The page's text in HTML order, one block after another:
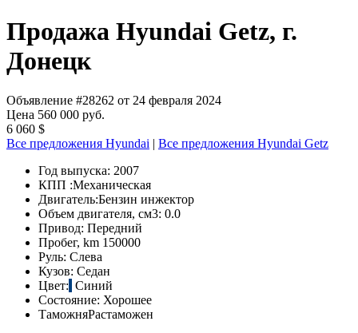
Продажа Hyundai Getz, г.
Донецк
Объявление #28262 от 24 февраля 2024
Цена 560 000 руб.
6 060 $
Все предложения Hyundai | Все предложения Hyundai Getz
Год выпуска: 2007
КПП :Механическая
Двигатель:Бензин инжектор
Объем двигателя, см3: 0.0
Привод: Передний
Пробег, km 150000
Руль: Слева
Кузов: Седан
Цвет: Синий
Состояние: Хорошее
ТаможняРастаможен